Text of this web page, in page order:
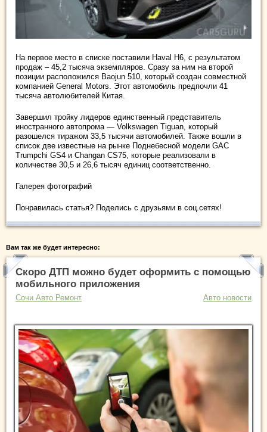
На первое место в списке поставили Haval H6, с результатом
продаж – 45,2 тысяча экземпляров. Сразу за ним на второй
позиции расположился Baojun 510, который создан совместной
компанией General Motors. Этот автомобиль предпочли 41
тысяча автолюбителей Китая.
Завершил тройку лидеров единственный представитель
иностранного автопрома — Volkswagen Tiguan, который
разошелся тиражом 33,5 тысячи автомобилей. Также вошли в
список две известные на рынке Поднебесной модели GAC
Trumpchi GS4 и Changan CS75, которые реализовали в
количестве 30,5 и 26,6 тысяч единиц соответственно.
Галерея фотографий
Понравилась статья? Поделись с друзьями в соц.сетях!
Вам так же будет интересно:
Скоро ДТП можно будет оформить с помощью
мобильного приложения
Сочи Авто Ремонт Авто новости